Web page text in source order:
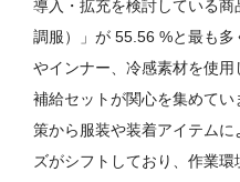
導入・拡充を検討している
調服）」が 55.56 %と最も
やインナー、冷感素材を使
補給セットが関心を集めて
策から服装や装着アイテム
ズがシフトしており、作業